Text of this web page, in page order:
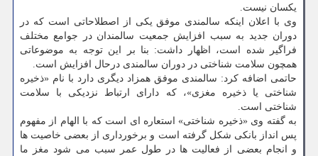
یکسان نیست.
وی با اعلان اینکه سالمندی موفق یکی از اصطلاحاتی است که در
دوران جدید به سبب افزایش جمعیت سالمندان در جوامع مختلف
فراگیر شده است، اظهار داشت: بنا بر این توجه به موضوعاتی
همچون سلامت شناختی در دوران سالمندی درحال افزایش است.
حاتمی اضافه کرد: سالمندی موفق همزاد دیگری دارد با نام «ذخیره
شناختی یا ذخیره مغزی»، که دارای ارتباط نزدیکی با سلامت
شناختی است.
به گفته وی «ذخیره شناختی» استعاره ای است که با الهام از مفهوم
پس انداز بانکی شکل گرفته است و برخورداری از بعضی خاصیت ها
و انجام بعضی از فعالیت ها در طول عمر سبب می شود مغز ما